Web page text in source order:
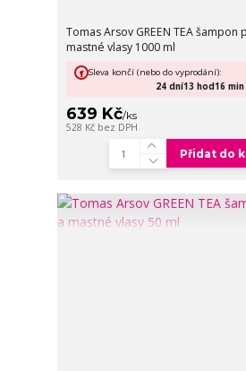
Tomas Arsov GREEN TEA šampon
mastné vlasy 1000 ml
639 Kč/ks
528 Kč bez DPH
Sleva končí (nebo do vyprodání):
24 dní13 hod16 min
Přidat do